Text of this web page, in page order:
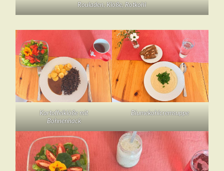
Rouladen, Klöße, Rotkohl
Kartoffelklöße mit
Bohnenhack
Blumekohlcremsuppe